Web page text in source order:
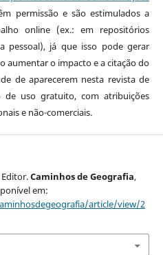
permissão e são estimulados a
online (ex.: em repositórios
pessoal), já que isso pode gerar
aumentar o impacto e a citação do
de aparecerem nesta revista de
de uso gratuito, com atribuições
e não-comerciais.
Editor.Caminhos de Geografia,
em:
article/view/2